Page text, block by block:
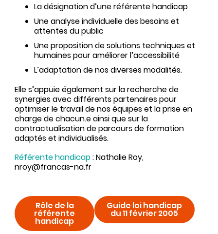
La désignation d’une référente handicap
Une analyse individuelle des besoins et
attentes du public
Une proposition de solutions techniques et
humaines pour améliorer l’accessibilité
L’adaptation de nos diverses modalités.
Elle s’appuie également sur la recherche de
synergies avec différents partenaires pour
optimiser le travail de nos équipes et la prise en
charge de chacun.e ainsi que sur la
contractualisation de parcours de formation
adaptés et individualisés.
Référente handicap: Nathalie Roy,
nroy@francas-na.fr
Rôle de la
référente
handicap
Guide loi handicap
du 11 février 2005